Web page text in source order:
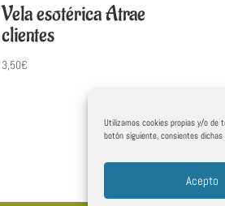
Utilizamos cookies propias y/o de
botón siguiente, consientes dichas
Acepto
Vela esotérica Atrae
clientes
3,50€